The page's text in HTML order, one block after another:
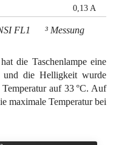
FL1 ³ Messung
0,13 A
die Taschenlampe eine
und die Helligkeit wurde
auf 33 °C. Auf
maximale Temperatur bei